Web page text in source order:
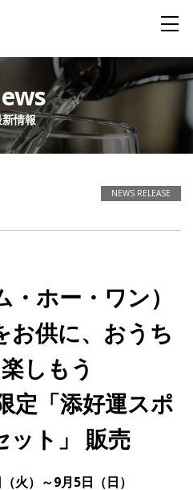
WDI
舞台は世界
Sustainability
IR
情報
NEWS RELEASE
ホー・ワン）
お供に、おうち
しもう
定「添好運スポ
ット」 販売
火）～9月5日（日）